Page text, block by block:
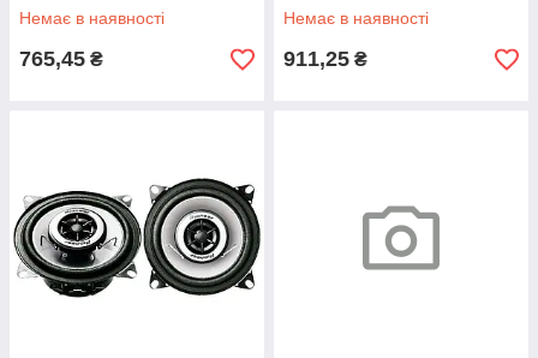
Немає в наявності
765,45 ₴
Немає в наявності
911,25 ₴